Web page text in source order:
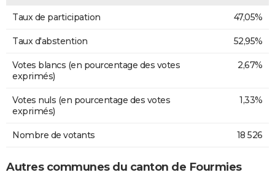
Taux de participation 47,05%
Taux d'abstention 52,95%
Votes blancs (en pourcentage des votes
exprimés)
2,67%
Votes nuls (en pourcentage des votes
exprimés)
1,33%
Nombre de votants 18 526
Autres communes du canton de Fourmies